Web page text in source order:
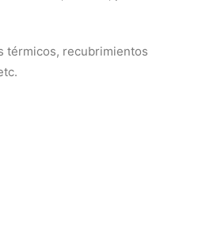
térmicos, recubrimientos